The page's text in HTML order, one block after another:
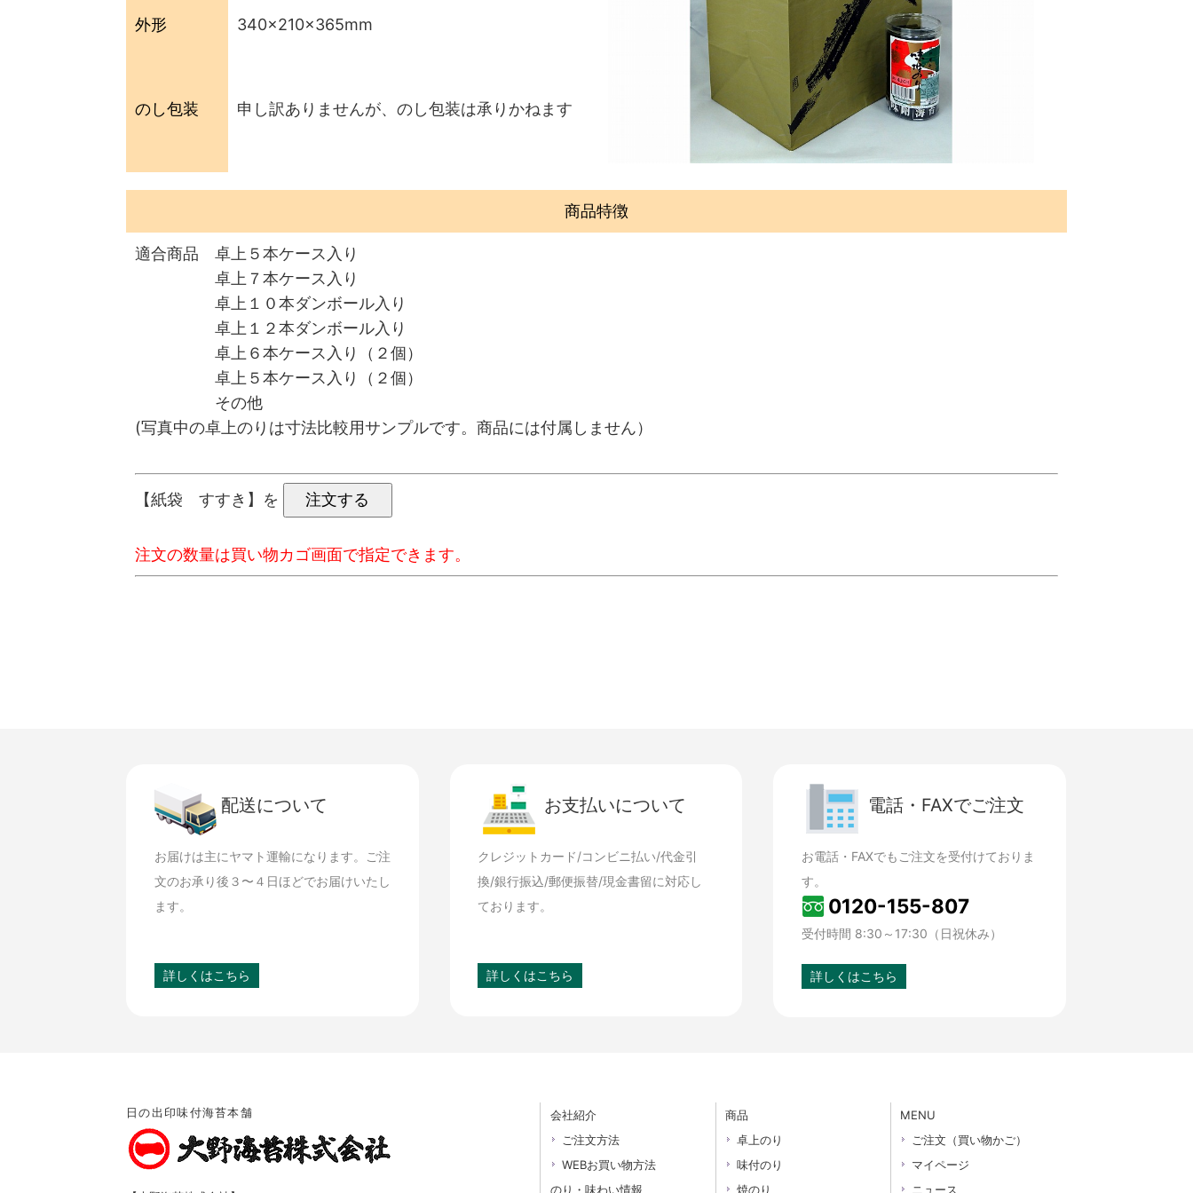
外形 340×210×365mm
のし包装 申し訳ありませんが、のし包装は承りかねます
商品特徴
適合商品 卓上５本ケース入り
卓上７本ケース入り
卓上１０本ダンボール入り
卓上１２本ダンボール入り
卓上６本ケース入り（２個）
卓上５本ケース入り（２個）
その他
(写真中の卓上のりは寸法比較用サンプルです。商品には付属しません）
【紙袋 すすき】を
注文の数量は買い物カゴ画面で指定できます。
配送について
お届けは主にヤマト運輸になります。ご注
文のお承り後３〜４日ほどでお届けいたし
ます。
詳しくはこちら
お支払いについて
クレジットカード/コンビニ払い/代金引
換/銀行振込/郵便振替/現金書留に対応し
ております。
詳しくはこちら
電話・FAXでご注文
お電話・FAXでもご注文を受付けておりま
す。
0120-155-807
受付時間 8:30～17:30（日祝休み）
詳しくはこちら
日の出印味付海苔本舗
会社紹介
ご注文方法
WEBお買い物方法
のり・味わい情報
商品
卓上のり
味付のり
焼のり
MENU
ご注文（買い物かご）
マイページ
ニュース